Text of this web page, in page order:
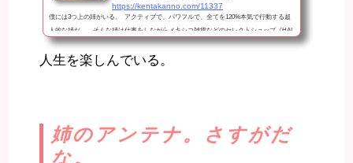
https://kentakanno.com/11337
僕には3つ上の姉がいる。 アクティブで、パワフルで、全てを120%本気で行動する超
人的な姉だ。 そんな姉は仕事をしながらメキシコ雑貨などのセレクトショップ《HAI
LEY（ヘイリー）》を立ち上げた。週に3日のみ、営業をしている。 祐天寺駅から徒歩
4分くらい。住宅街を抜けると見えてくる。SUPERMARKETを入って、奥がHEILEY
人生を楽しんでいる。
姉のアンテナ。さすがだ
な。